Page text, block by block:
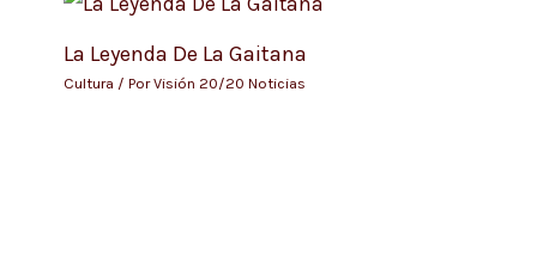
La Leyenda De La Gaitana
Cultura / PorVisión 20/20 Noticias